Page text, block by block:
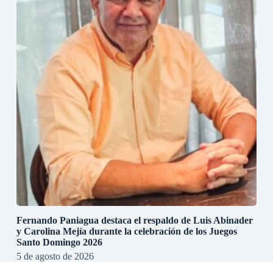
Fernando Paniagua destaca el respaldo de Luis Abinader
y Carolina Mejía durante la celebración de los Juegos
Santo Domingo 2026
5 de agosto de 2026